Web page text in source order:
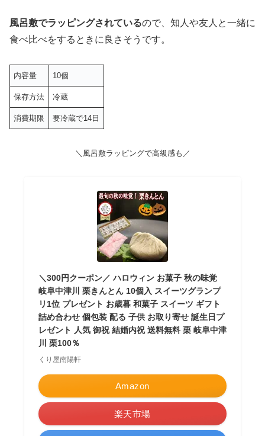
風呂敷でラッピングされているので、知人や友人と一緒に
食べ比べをするときに良さそうです。
内容量 10個
保存方法 冷蔵
消費期限 要冷蔵で14日
＼風呂敷ラッピングで高級感も／
＼300円クーポン／ ハロウィン お菓子 秋の味覚
岐阜中津川 栗きんとん 10個入 スイーツグランプ
リ1位 プレゼント お歳暮 和菓子 スイーツ ギフト
詰め合わせ 個包装 配る 子供 お取り寄せ 誕生日プ
レゼント 人気 御祝 結婚内祝 送料無料 栗 岐阜中津
川 栗100％
くり屋南陽軒
Amazon
楽天市場